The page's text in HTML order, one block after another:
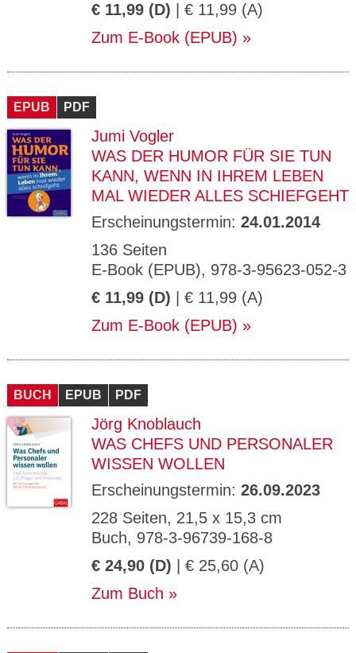
€ 11,99 (D) | € 11,99 (A)
Zum E-Book (EPUB)
EPUB PDF
Jumi Vogler
WAS DER HUMOR FÜR SIE TUN
KANN, WENN IN IHREM LEBEN
MAL WIEDER ALLES SCHIEFGEHT
Erscheinungstermin: 24.01.2014
136 Seiten
E-Book (EPUB), 978-3-95623-052-3
€ 11,99 (D) | € 11,99 (A)
Zum E-Book (EPUB)
BUCH EPUB PDF
Jörg Knoblauch
WAS CHEFS UND PERSONALER
WISSEN WOLLEN
Erscheinungstermin: 26.09.2023
228 Seiten, 21,5 x 15,3 cm
Buch, 978-3-96739-168-8
€ 24,90 (D) | € 25,60 (A)
Zum Buch